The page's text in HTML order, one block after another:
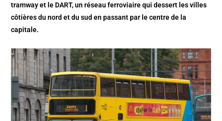
tramway et le DART, un réseau ferroviaire qui dessert les villes
côtières du nord et du sud en passant par le centre de la
capitale.